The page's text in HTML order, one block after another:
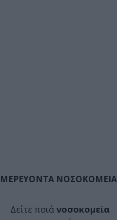
ΝΟΣΟΚΟΜΕΙΑ
Δείτε ποιά νοσοκομεία